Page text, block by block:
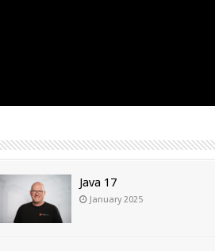
Java 17
January 2025